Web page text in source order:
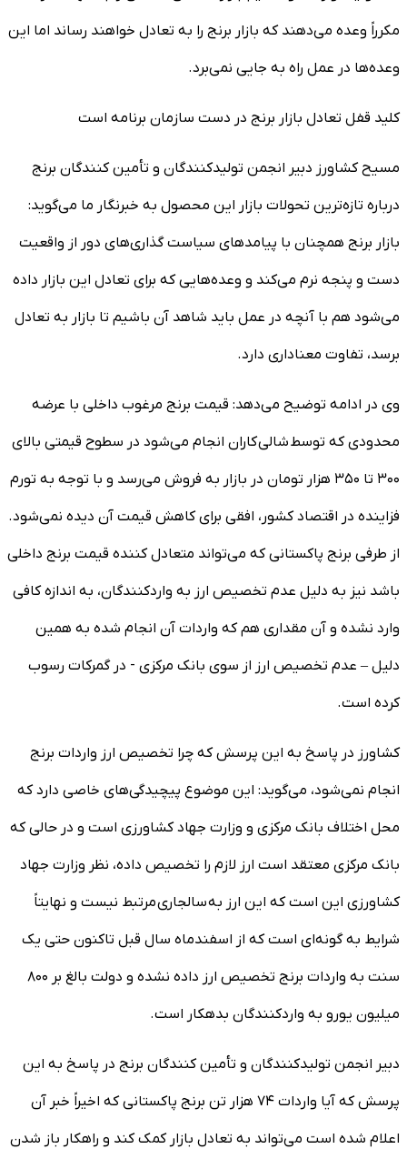
مکرراً وعده می‌دهند که بازار برنج را به تعادل خواهند رساند اما این
وعده‌ها در عمل راه به جایی نمی‌برد.
کلید قفل تعادل بازار برنج در دست سازمان برنامه است
مسیح کشاورز دبیر انجمن تولیدکنندگان و تأمین کنندگان برنج
درباره تازه‌ترین تحولات بازار این محصول به خبرنگار ما می‌گوید:
بازار برنج همچنان با پیامدهای سیاست گذاری‌های دور از واقعیت
دست و پنجه نرم می‌کند و وعده‌هایی که برای تعادل این بازار داده
می‌شود هم با آنچه در عمل باید شاهد آن باشیم تا بازار به تعادل
برسد، تفاوت معناداری دارد.
وی در ادامه توضیح می‌دهد: قیمت برنج مرغوب داخلی با عرضه
محدودی که توسط شالی کاران انجام می‌شود در سطوح قیمتی بالای
۳۰۰ تا ۳۵۰ هزار تومان در بازار به فروش می‌رسد و با توجه به تورم
فزاینده در اقتصاد کشور، افقی برای کاهش قیمت آن دیده نمی‌شود.
از طرفی برنج پاکستانی که می‌تواند متعادل کننده قیمت برنج داخلی
باشد نیز به دلیل عدم تخصیص ارز به واردکنندگان، به اندازه کافی
وارد نشده و آن مقداری هم که واردات آن انجام شده به همین
دلیل – عدم تخصیص ارز از سوی بانک مرکزی - در گمرکات رسوب
کرده است.
کشاورز در پاسخ به این پرسش که چرا تخصیص ارز واردات برنج
انجام نمی‌شود، می‌گوید: این موضوع پیچیدگی‌های خاصی دارد که
محل اختلاف بانک مرکزی و وزارت جهاد کشاورزی است و در حالی که
بانک مرکزی معتقد است ارز لازم را تخصیص داده، نظر وزارت جهاد
کشاورزی این است که این ارز به سالجاری مرتبط نیست و نهایتاً
شرایط به گونه‌ای است که از اسفندماه سال قبل تاکنون حتی یک
سنت به واردات برنج تخصیص ارز داده نشده و دولت بالغ بر ۸۰۰
میلیون یورو به واردکنندگان بدهکار است.
دبیر انجمن تولیدکنندگان و تأمین کنندگان برنج در پاسخ به این
پرسش که آیا واردات ۷۴ هزار تن برنج پاکستانی که اخیراً خبر آن
اعلام شده است می‌تواند به تعادل بازار کمک کند و راهکار باز شدن